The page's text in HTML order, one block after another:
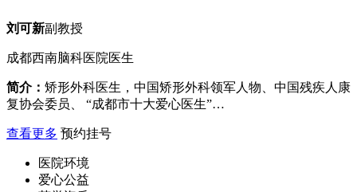
刘可新副教授
成都西南脑科医院医生
简介： 矫形外科医生，中国矫形外科领军人物、中国残疾人康
复协会委员、 “成都市十大爱心医生”…
查看更多 预约挂号
医院环境
爱心公益